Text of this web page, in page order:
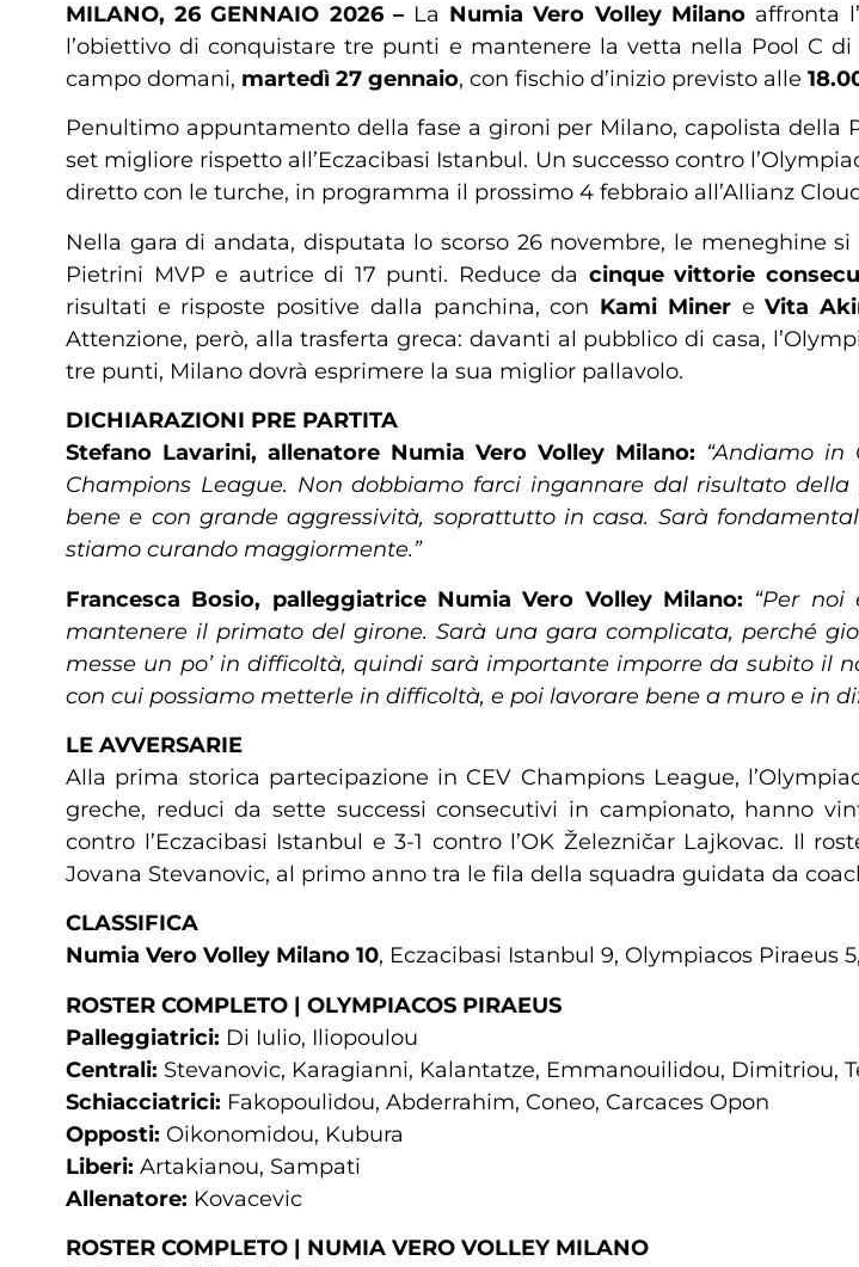
MILANO, 26 GENNAIO 2026 – La Numia Vero Volley Milanoaffronta
l’obiettivo di conquistare tre punti e mantenere la vetta nella Pool C
campo domani, martedì 27 gennaio, con fischio d’inizio previsto alle
Penultimo appuntamento della fase a gironi per Milano, capolista
set migliore rispetto all’Eczacibasi Istanbul. Un successo contro
diretto con le turche, in programma il prossimo 4 febbraio all’Allianz
Nella gara di andata, disputata lo scorso 26 novembre, le meneghine si
Pietrini MVP e autrice di 17 punti. Reduce da cinque vittorie
risultati e risposte positive dalla panchina, con Kami MinereVita
Attenzione, però, alla trasferta greca: davanti al pubblico di casa,
tre punti, Milano dovrà esprimere la sua miglior pallavolo.
DICHIARAZIONI PRE PARTITA
Stefano Lavarini, allenatore Numia Vero Volley Milano: “Andiamo
Champions League. Non dobbiamo farci ingannare dal risultato
bene e con grande aggressività, soprattutto in casa. Sarà
stiamo curando maggiormente.”
Francesca Bosio, palleggiatrice Numia Vero Volley Milano: “Per
mantenere il primato del girone. Sarà una gara complicata, perché
messe un po’ in difficoltà, quindi sarà importante imporreda subitoil
con cui possiamo metterle in difficoltà, e poi lavorare bene a muro e in
LE AVVERSARIE
Alla prima storica partecipazione in CEV Champions League,
greche, reduci da sette successi consecutivi in campionato, hanno
contro l’Eczacibasi Istanbul e 3-1 contro l’OK Železničar Lajkovac. Il
Jovana Stevanovic, al primo anno tra le fila della squadra guidata da
CLASSIFICA
Numia Vero Volley Milano 10, Eczacibasi Istanbul 9, Olympiacos Piraeus
ROSTER COMPLETO | OLYMPIACOS PIRAEUS
Palleggiatrici: Di Iulio, Iliopoulou
Centrali: Stevanovic, Karagianni, Kalantatze, Emmanouilidou, Dimitriou,
Schiacciatrici: Fakopoulidou, Abderrahim, Coneo, Carcaces Opon
Opposti: Oikonomidou, Kubura
Liberi: Artakianou, Sampati
Allenatore: Kovacevic
ROSTER COMPLETO | NUMIA VERO VOLLEY MILANO